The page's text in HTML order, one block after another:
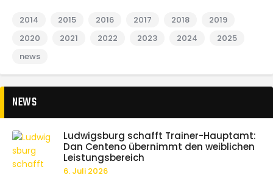
2014 2015 2016 2017 2018
2019
2020
2021 2022 2023 2024
2025
news
NEWS
Ludwigsburg schafft Trainer-Hauptamt:
Dan Centeno übernimmt den weiblichen
Leistungsbereich
6. Juli 2026